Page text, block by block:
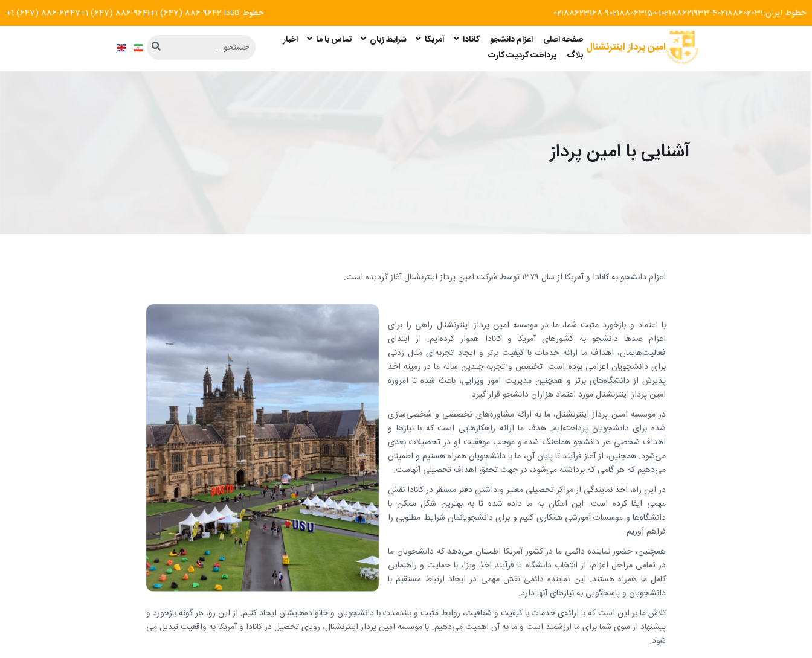
خطوط ایران: 02188623168-902188063150-102188621933-402188602031 خطوط کانادا: +1 (647) 886-6347+1 (647) 886-9641+1 (647) 886-9642
امین پرداز اینترنشنال صفحه اصلی اعزام دانشجو کانادا آمریکا شرایط زبان تماس با ما
اخبار
بلاگ
پرداخت کردیت کارت
آشنایی با امین پرداز
اعزام دانشجو به کانادا و آمریکا از سال ۱۳۷۹ توسط شرکت امین پرداز اینترنشنال آغاز گردیده است.
با اعتماد و بازخورد مثبت شما، ما در موسسه امین پرداز اینترنشنال راهی را برای
اعزام صدها دانشجو به کشورهای آمریکا و کانادا هموار کرده‌ایم. از ابتدای
فعالیت‌هایمان، اهداف ما ارائه خدمات با کیفیت برتر و ایجاد تجربه‌ای مثال زدنی
برای دانشجویان اعزامی بوده است. تخصص و تجربه چندین ساله ما در زمینه اخذ
پذیرش از دانشگاه‌های برتر و همچنین مدیریت امور ویزایی، باعث شده تا امروزه
امین پرداز اینترنشنال مورد اعتماد هزاران دانشجو قرار گیرد.
در موسسه امین پرداز اینترنشنال، ما به ارائه مشاوره‌های تخصصی و شخصی‌سازی
شده برای دانشجویان پرداخته‌ایم. هدف ما ارائه راهکارهایی است که با نیازها و
اهداف شخصی هر دانشجو هماهنگ شده و موجب موفقیت او در تحصیلات بعدی
می‌شود. همچنین، از آغاز فرآیند تا پایان آن، ما با دانشجویان همراه هستیم و اطمینان
می‌دهیم که هر گامی که برداشته می‌شود، در جهت تحقق اهداف تحصیلی آنهاست.
در این راه، اخذ نمایندگی از مراکز تحصیلی معتبر و داشتن دفتر مستقر در کانادا نقش
مهمی ایفا کرده است. این امکان به ما داده شده تا به بهترین شکل ممکن با
دانشگاه‌ها و موسسات آموزشی همکاری کنیم و برای دانشجویانمان شرایط مطلوبی را
فراهم آوریم.
همچنین، حضور نماینده دائمی ما در کشور آمریکا اطمینان می‌دهد که دانشجویان ما
در تمامی مراحل اعزام، از انتخاب دانشگاه تا فرآیند اخذ ویزا، با حمایت و راهنمایی
کامل ما همراه هستند. این نماینده دائمی نقش مهمی در ایجاد ارتباط مستقیم با
دانشجویان و پاسخگویی به نیازهای آنها دارد.
تلاش ما بر این است که با ارائه‌ی خدمات با کیفیت و شفافیت، روابط مثبت و بلندمدت با دانشجویان و خانواده‌هایشان ایجاد کنیم. از این رو، هر گونه بازخورد و
پیشنهاد از سوی شما برای ما ارزشمند است و ما به آن اهمیت می‌دهیم. با موسسه امین پرداز اینترنشنال، رویای تحصیل در کانادا و آمریکا به واقعیت تبدیل می
شود.